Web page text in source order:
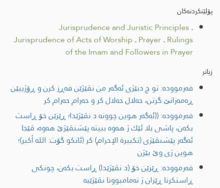
پۆلێنکردنەکان
Jurisprudence and Juristic Principles.
Jurisprudence of Acts of Worship .Prayer.Rulings
of the Imam and Followers in Prayer
زیاتر
فەرموودە: تو چ دبێژی ئەگەر من نڤێژێن فەڕز کرن و ڕۆژییێن
ڕەمەزانێ گرتن، حەلال حەلال کر و حەرام حەرام کر
فەرموودە: ((ئه‌گه‌ر هوین چوونه‌ د نڤێژێدا؛ ڕێزێن خۆ ڕاست
بكه‌ن، پاشی بلا ئێك ژ هه‌وه‌ ببيته‌ پێشنڤێژێ هه‌وه‌، ڤێجا
ئه‌گه‌ر پێشنڤێژی (تكبيرة الإحرام) كر (ئانكو گۆت: الله أكبر)؛
هوین ژی وێ بێژن
فەرموودە: ڕێزێن خۆ (د نڤێژێدا) ڕاست بكه‌ن، چونكی
ڕاستكرنا ڕێزان ژ ته‌مامبوونا نڤێژێیه‌